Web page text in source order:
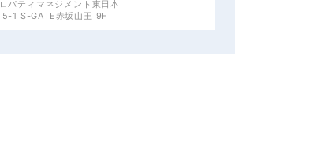
パティマネジメント東日本
1 S-GATE赤坂山王 9F